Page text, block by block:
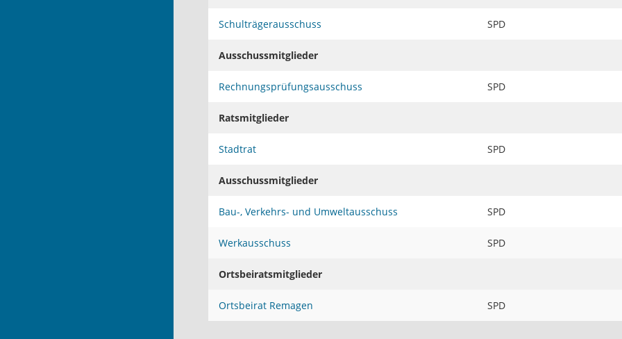
Schulträgerausschuss SPD
Ausschussmitglieder
Rechnungsprüfungsausschuss SPD
Ratsmitglieder
Stadtrat SPD
Ausschussmitglieder
Bau-, Verkehrs- und Umweltausschuss SPD
Werkausschuss SPD
Ortsbeiratsmitglieder
Ortsbeirat Remagen SPD